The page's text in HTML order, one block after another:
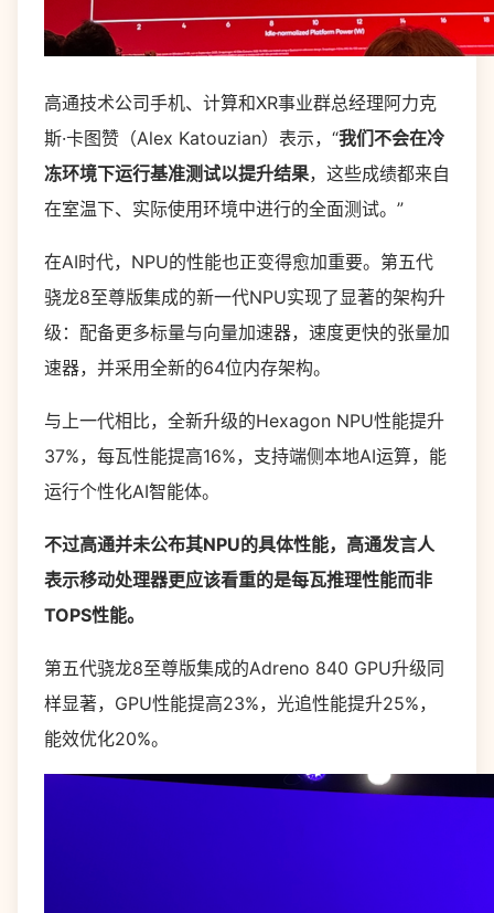
高通技术公司手机、计算和XR事业群总经理阿力克
斯·卡图赞（Alex Katouzian）表示，“我们不会在冷
冻环境下运行基准测试以提升结果，这些成绩都来自
在室温下、实际使用环境中进行的全面测试。”
在AI时代，NPU的性能也正变得愈加重要。第五代
骁龙8至尊版集成的新一代NPU实现了显著的架构升
级：配备更多标量与向量加速器，速度更快的张量加
速器，并采用全新的64位内存架构。
与上一代相比，全新升级的Hexagon NPU性能提升
37%，每瓦性能提高16%，支持端侧本地AI运算，能
运行个性化AI智能体。
不过高通并未公布其NPU的具体性能，高通发言人
表示移动处理器更应该看重的是每瓦推理性能而非
TOPS性能。
第五代骁龙8至尊版集成的Adreno 840 GPU升级同
样显著，GPU性能提高23%，光追性能提升25%，
能效优化20%。